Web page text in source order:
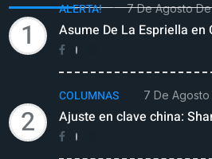
1
ALERTA! 7 De Agosto
Asume De La Espriella en
2
COLUMNAS 7 De
Ajuste en clave china: